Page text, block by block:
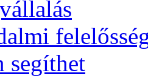
segíthet